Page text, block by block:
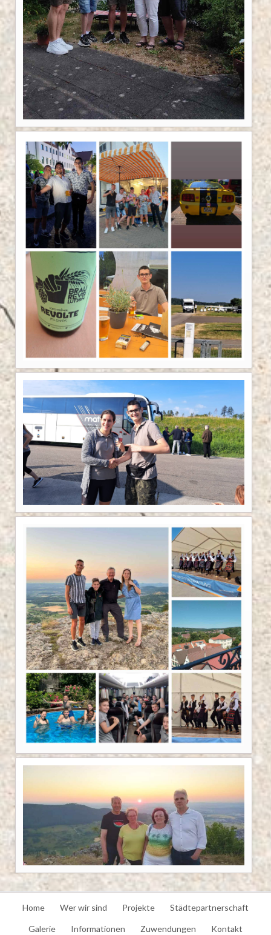
Navigation
Home Wer wir sind Projekte Städtepartnerschaft
Galerie Informationen Zuwendungen Kontakt